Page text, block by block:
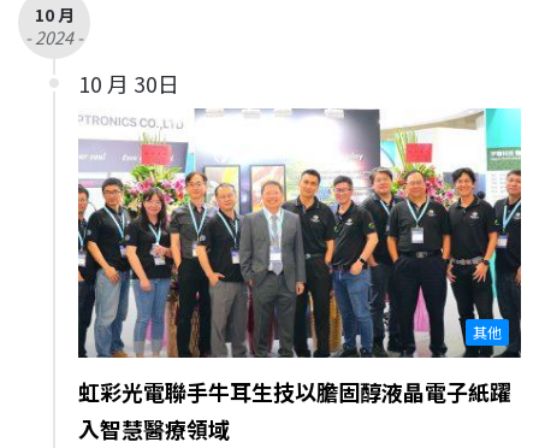
10 月
- 2024 -
10 月 30日
其他
虹彩光電聯手牛耳生技以膽固醇液晶電子紙躍
入智慧醫療領域